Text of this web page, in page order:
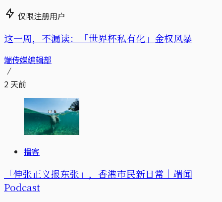
仅限注册用户
这一周，不漏读：「世界杯私有化」金权风暴
端传媒编辑部
2 天前
播客
「伸张正义报东张」，香港市民新日常｜端闻
Podcast